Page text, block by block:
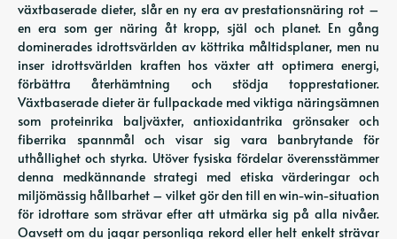
växtbaserade dieter, slår en ny era av prestationsnäring rot –
en era som ger näring åt kropp, själ och planet. En gång
dominerades idrottsvärlden av köttrika måltidsplaner, men nu
inser idrottsvärlden kraften hos växter att optimera energi,
förbättra återhämtning och stödja topprestationer.
Växtbaserade dieter är fullpackade med viktiga näringsämnen
som proteinrika baljväxter, antioxidantrika grönsaker och
fiberrika spannmål och visar sig vara banbrytande för
uthållighet och styrka. Utöver fysiska fördelar överensstämmer
denna medkännande strategi med etiska värderingar och
miljömässig hållbarhet – vilket gör den till en win-win-situation
för idrottare som strävar efter att utmärka sig på alla nivåer.
Oavsett om du jagar personliga rekord eller helt enkelt strävar